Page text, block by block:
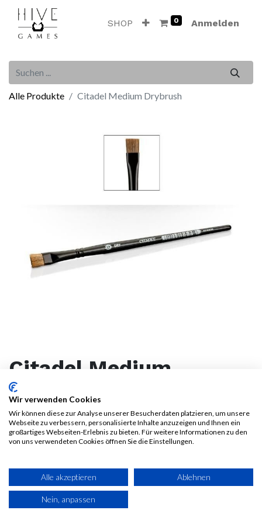
SHOP 0 Anmelden
Alle Produkte Citadel Medium Drybrush
Citadel Medium
Drybrush
6,75€ 7,50€ Alle Preise inkl. MwSt.zzgl.
Versandkosten
30-Tage-Bestpreisgarantie**:
Wir verwenden Cookies
Wir können diese zur Analyse unserer Besucherdaten platzieren, um unsere
Webseite zu verbessern, personalisierte Inhalte anzuzeigen und Ihnen ein
großartiges Webseiten-Erlebnis zu bieten. Für weitere Informationen zu den
von uns verwendeten Cookies öffnen Sie die Einstellungen.
Alle akzeptieren Ablehnen
Nein, anpassen